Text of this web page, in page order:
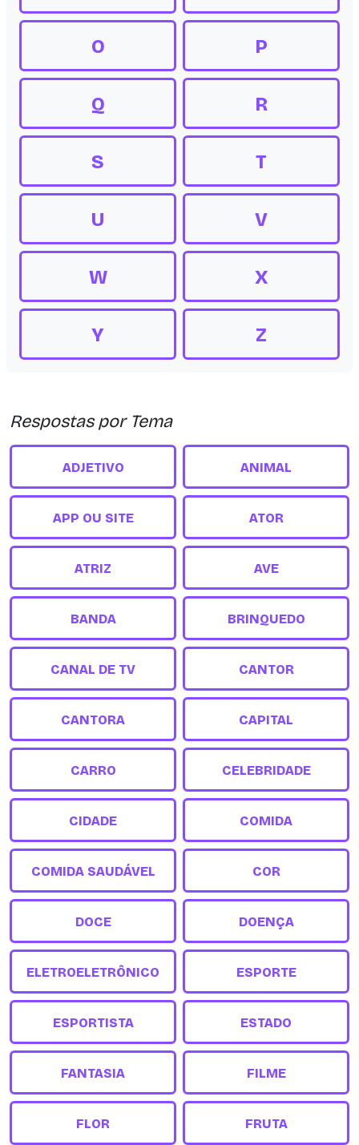
O P
Q R
S T
U V
W X
Y Z
Respostas por Tema
ADJETIVO ANIMAL
APP OU SITE ATOR
ATRIZ AVE
BANDA BRINQUEDO
CANAL DE TV CANTOR
CANTORA CAPITAL
CARRO CELEBRIDADE
CIDADE COMIDA
COMIDA SAUDÁVEL COR
DOCE DOENÇA
ELETROELETRÔNICO ESPORTE
ESPORTISTA ESTADO
FANTASIA FILME
FLOR FRUTA